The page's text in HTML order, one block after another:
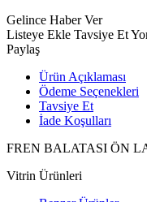
Gelince Haber Ver
Listeye Ekle Tavsiye Et
Paylaş
Ürün Açıklaması
Ödeme Seçenekleri
Tavsiye Et
İade Koşulları
FREN BALATASI ÖN
Vitrin Ürünleri